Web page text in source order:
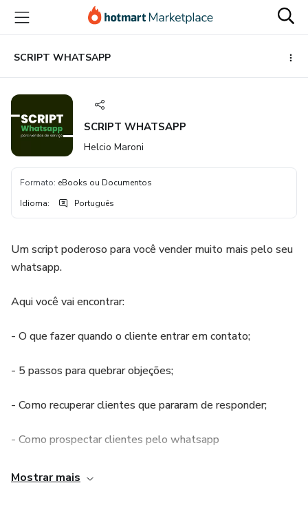
para
conteúdo
principal
para
pagamento
para
rodapé
SCRIPT WHATSAPP
SCRIPT WHATSAPP
Helcio Maroni
Formato: eBooks ou Documentos
Idioma: Português
Um script poderoso para você vender muito mais pelo seu
whatsapp.
Aqui você vai encontrar:
- O que fazer quando o cliente entrar em contato;
- 5 passos para quebrar objeções;
- Como recuperar clientes que pararam de responder;
- Como prospectar clientes pelo whatsapp
- Como direcionar o cliente do Instagram para o Whatsapp
Mostrar mais